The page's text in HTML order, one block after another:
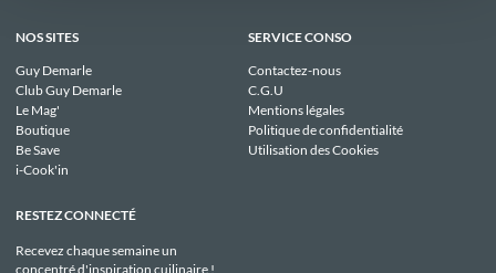
NOS SITES
Guy Demarle
Club Guy Demarle
Le Mag'
Boutique
Be Save
i-Cook'in
SERVICE CONSO
Contactez-nous
C.G.U
Mentions légales
Politique de confidentialité
Utilisation des Cookies
RESTEZ CONNECTÉ
Recevez chaque semaine un
concentré d'inspiration cuilinaire !